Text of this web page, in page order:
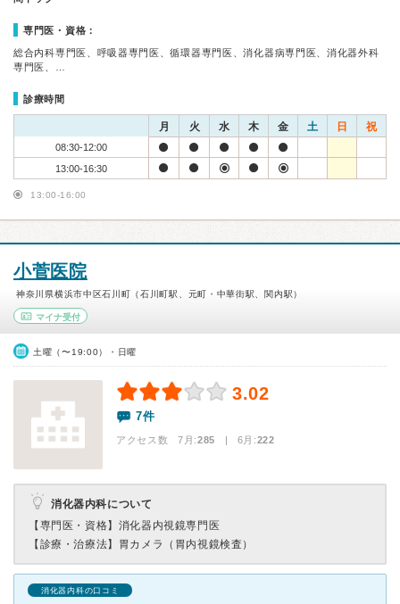
専門医・資格：
総合内科専門医、呼吸器専門医、循環器専門医、消化器病専門医、消化器外科
専門医、…
診療時間
月 火 水 木 金 土 日 祝
08:30-12:00
13:00-16:30
13:00-16:00
小菅医院
神奈川県横浜市中区石川町（石川町駅、元町・中華街駅、関内駅）
マイナ受付
土曜（〜19:00）・日曜
3.02
7件
アクセス数 7月:285 | 6月:222
消化器内科について
【専門医・資格】 消化器内視鏡専門医
【診療・治療法】 胃カメラ（胃内視鏡検査）
消化器内科の口コミ